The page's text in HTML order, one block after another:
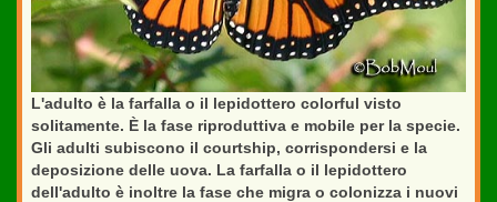
L'adulto è la farfalla o il lepidottero colorful visto
solitamente. È la fase riproduttiva e mobile per la specie.
Gli adulti subiscono il courtship, corrispondersi e la
deposizione delle uova. La farfalla o il lepidottero
dell'adulto è inoltre la fase che migra o colonizza i nuovi